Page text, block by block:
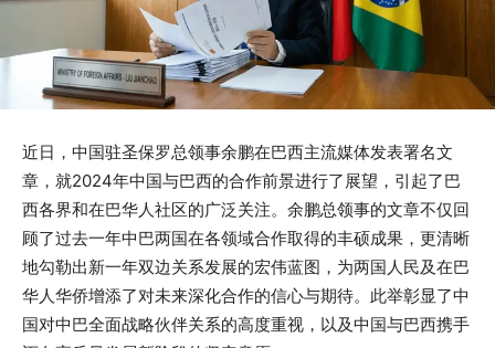
近日，中国驻圣保罗总领事余鹏在巴西主流媒体发表署名文
章，就2024年中国与巴西的合作前景进行了展望，引起了巴
西各界和在巴华人社区的广泛关注。余鹏总领事的文章不仅回
顾了过去一年中巴两国在各领域合作取得的丰硕成果，更清晰
地勾勒出新一年双边关系发展的宏伟蓝图，为两国人民及在巴
华人华侨增添了对未来深化合作的信心与期待。此举彰显了中
国对中巴全面战略伙伴关系的高度重视，以及中国与巴西携手